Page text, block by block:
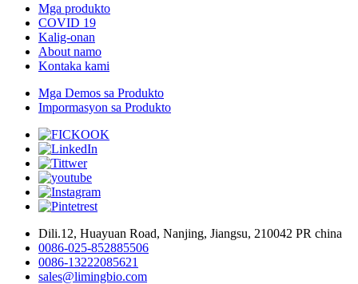
Mga produkto
COVID 19
Kalig-onan
About namo
Kontaka kami
Mga Demos sa Produkto
Impormasyon sa Produkto
Dili.12, Huayuan Road, Nanjing, Jiangsu, 210042 PR china
0086-025-852885506
0086-13222085621
sales@limingbio.com